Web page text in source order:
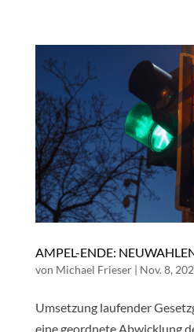
AMPEL-ENDE:
von Michael Frieser| Nov. 8,
Umsetzung laufender
eine geordnete Abwicklung